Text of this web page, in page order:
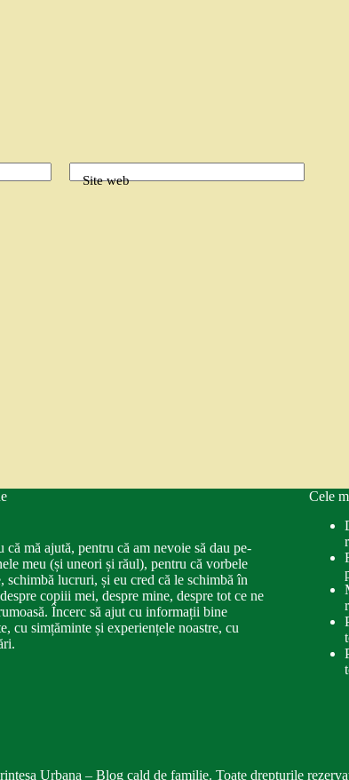
Site web
că mă ajută, pentru că am nevoie să dau pe-
meu (și uneori și răul), pentru că vorbele
schimbă lucruri, și eu cred că le schimbă în
copiii mei, despre mine, despre tot ce ne
Încerc să ajut cu informații bine
cu simțăminte și experiențele noastre, cu
Cele
Urbana – Blog cald de familie. Toate drepturile